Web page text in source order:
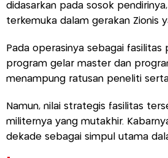
didasarkan pada sosok
terkemuka dalam gerakan Zionis
Pada operasinya sebagai
program gelar master dan
menampung ratusan peneliti
Namun, nilai strategis fasilitas
militernya yang mutakhir.
dekade sebagai simpul utama